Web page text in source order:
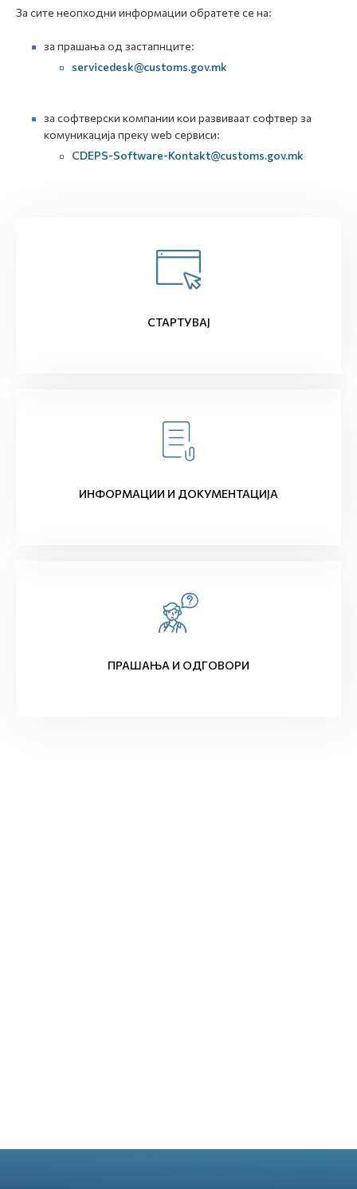
За сите неопходни информации обратете се на:
за прашања од застапнците:
servicedesk@customs.gov.mk
за софтверски компании кои развиваат софтвер за
комуникација преку web сервиси:
CDEPS-Software-Kontakt@customs.gov.mk
СТАРТУВАЈ
ИНФОРМАЦИИ И ДОКУМЕНТАЦИЈА
ПРАШАЊА И ОДГОВОРИ